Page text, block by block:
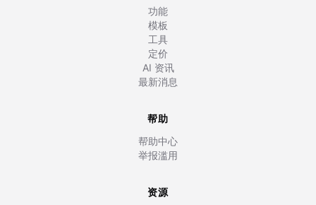
功能
模板
工具
定价
AI 资讯
最新消息
帮助
帮助中心
举报滥用
资源